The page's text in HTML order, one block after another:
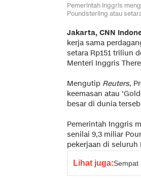
Pemerintah Inggris
Poundsterling atau
Jakarta, CNN
kerja sama
setara Rp151 triliun
Menteri Inggris
Mengutip Reuters,
keemasan atau
besar di dunia
Pemerintah Inggris
senilai 9,3 miliar
pekerjaan di seluruh
Lihat juga:Sempat